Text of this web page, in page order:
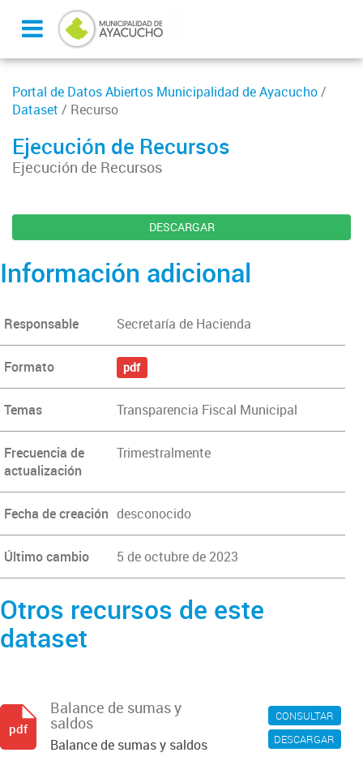
Portal de Datos Abiertos Municipalidad de Ayacucho/
Dataset / Recurso
Ejecución de Recursos
Ejecución de Recursos
DESCARGAR
Información adicional
Responsable Secretaría de Hacienda
Formato pdf
Temas Transparencia Fiscal Municipal
Frecuencia de
actualización
Trimestralmente
Fecha de creación desconocido
Último cambio 5 de octubre de 2023
Otros recursos de este
dataset
CONSULTAR
DESCARGAR
Balance de sumas y
saldos
Balance de sumas y saldos
pdf